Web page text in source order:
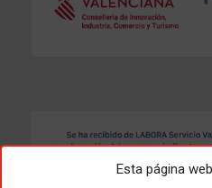
Esta página